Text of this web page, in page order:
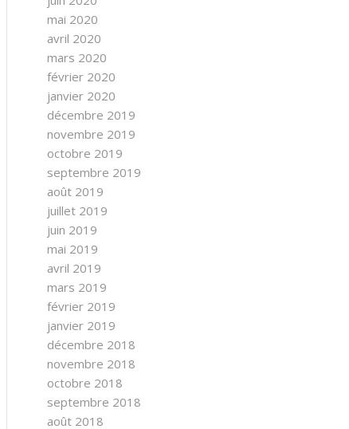
mai 2020
avril 2020
mars 2020
février 2020
janvier 2020
décembre 2019
novembre 2019
octobre 2019
septembre 2019
août 2019
juillet 2019
juin 2019
mai 2019
avril 2019
mars 2019
février 2019
janvier 2019
décembre 2018
novembre 2018
octobre 2018
septembre 2018
août 2018